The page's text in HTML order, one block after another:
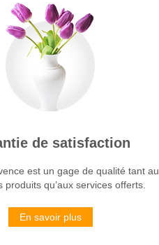
de satisfaction
est un gage de qualité tant au
produits qu’aux services offerts.
En savoir plus